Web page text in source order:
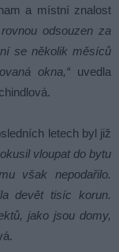
a místní znalost
odsouzen za
se několik měsíců
okna,“uvedla
letech byl již
vloupat do bytu
však nepodařilo.
devět tisíc korun.
jako jsou domy,